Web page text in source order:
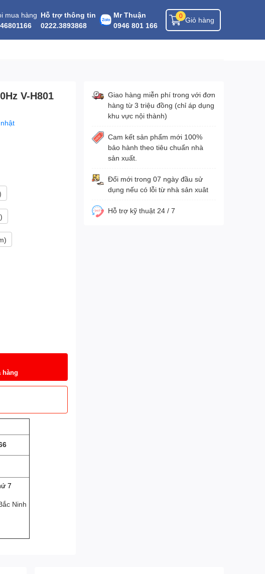
mua hàng Hỗ trợ thông tin
0222.3893868
Mr Thuận
0946 801 166
Giỏ hàng
0
V-H801
hàng
7
Ninh
Giao hàng miễn phí trong với đơn
hàng từ 3 triệu đồng (chỉ áp dụng
khu vực nội thành)
Cam kết sản phẩm mới 100%
bảo hành theo tiêu chuẩn nhà
sản xuất.
Đổi mới trong 07 ngày đầu sử
dụng nếu có lỗi từ nhà sản xuât
Hỗ trợ kỹ thuật 24 / 7